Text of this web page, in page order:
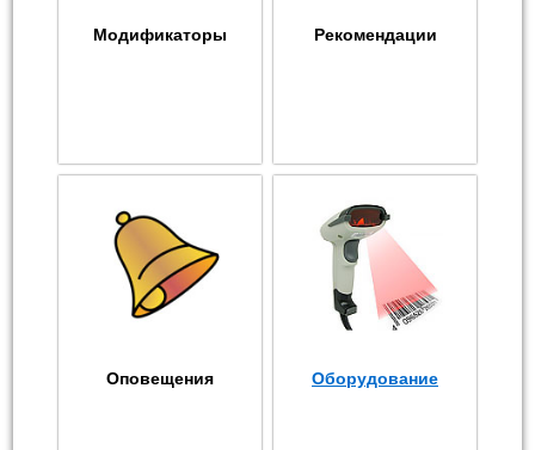
Модификаторы Рекомендации
Оповещения Оборудование